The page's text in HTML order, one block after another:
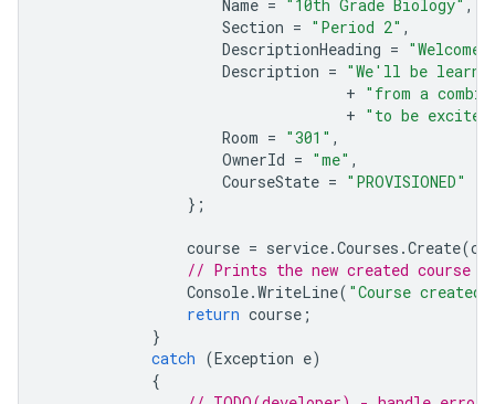
Name = "10th Grade Biology" ,
Section = "Period 2" ,
DescriptionHeading =
Description = "We'll be
+ "from a
+ "to be
Room = "301" ,
OwnerId = "me" ,
CourseState = "PROVISIONED"
};
course = service.Courses .Create(
// Prints the new created course Id
Console.WriteLine( "Course
return course ;
}
catch (Exception e)
{